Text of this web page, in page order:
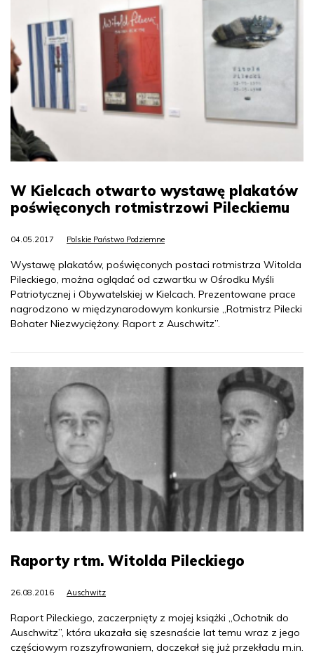
W Kielcach otwarto wystawę plakatów
poświęconych rotmistrzowi Pileckiemu
04.05.2017 Polskie Państwo Podziemne
Wystawę plakatów, poświęconych postaci rotmistrza Witolda
Pileckiego, można oglądać od czwartku w Ośrodku Myśli
Patriotycznej i Obywatelskiej w Kielcach. Prezentowane prace
nagrodzono w międzynarodowym konkursie „Rotmistrz Pilecki
Bohater Niezwyciężony. Raport z Auschwitz”.
Raporty rtm. Witolda Pileckiego
26.08.2016 Auschwitz
Raport Pileckiego, zaczerpnięty z mojej książki „Ochotnik do
Auschwitz”, która ukazała się szesnaście lat temu wraz z jego
częściowym rozszyfrowaniem, doczekał się już przekładu m.in.